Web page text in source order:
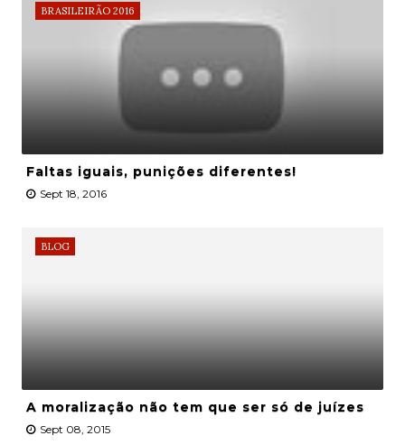
BRASILEIRÃO 2016
Faltas iguais, punições diferentes!
Sept 18, 2016
BLOG
A moralização não tem que ser só de juízes
Sept 08, 2015